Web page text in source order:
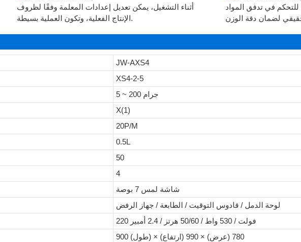
أثناء التشغيل، يمكن تعديل إعدادات المعلمة وفقًا لظروف
الإنتاج الفعلية، وتكون العملية بسيطة.
في تدفق المواد
JW-AXS4
XS4-2-5
5 ~ 200 جرام
X(1)
20P/M
0.5L
50
4
شاشة لمس 7 بوصة
لوحة الدمل / قادوس التوقيت / الطابعة / جهاز الرفض
220 فولت / 530 واط / 50/60 هرتز / 2.4 أمبير
900 (طول) × 780 (عرض) × 990 (ارتفاع)